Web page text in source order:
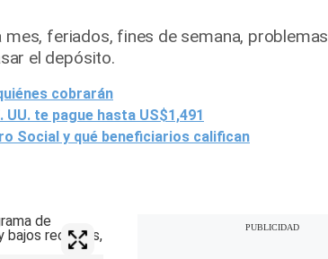
feriados, fines de semana, problemas
el depósito.
cobrarán
te pague hasta US$1,491
Social y qué beneficiarios califican